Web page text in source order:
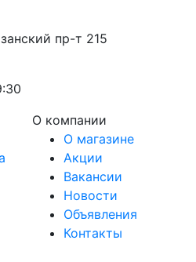
пр-т 215
О компании
О магазине
Акции
Вакансии
Новости
Объявления
Контакты